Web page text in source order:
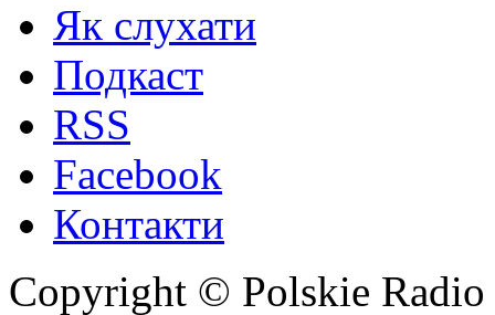
Як слухати
Подкаст
RSS
Facebook
Контакти
Copyright © Polskie